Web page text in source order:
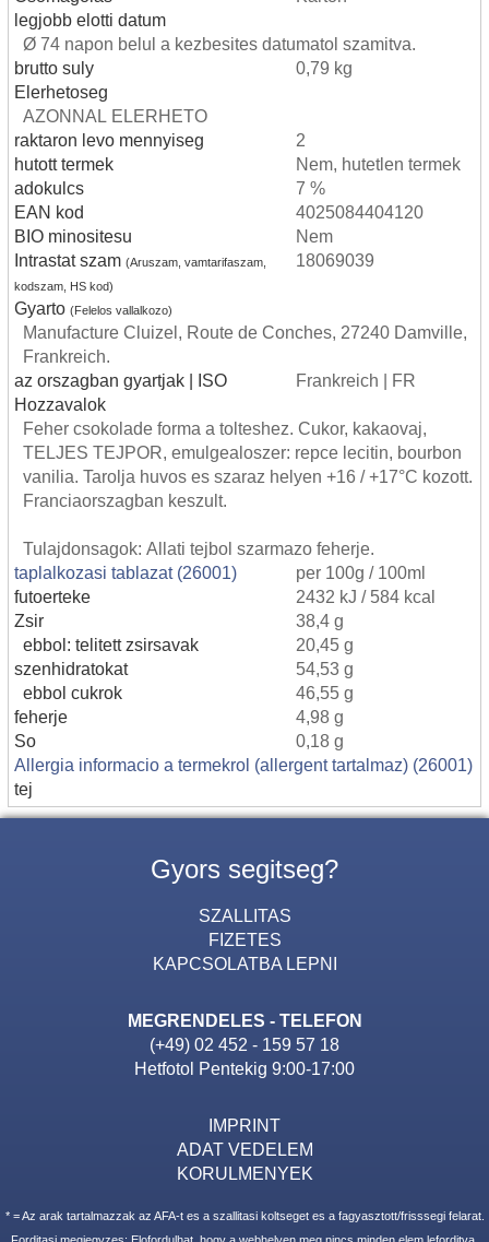
legjobb elotti datum
Ø 74 napon belul a kezbesites datumatol szamitva.
brutto suly
0,79 kg
Elerhetoseg
AZONNAL ELERHETO
raktaron levo mennyiseg
2
hutott termek
Nem, hutetlen termek
adokulcs
7 %
EAN kod
4025084404120
BIO minositesu
Nem
Intrastat szam (Aruszam, vamtarifaszam,
kodszam, HS kod)
18069039
Gyarto (Felelos vallalkozo)
Manufacture Cluizel, Route de Conches, 27240 Damville,
Frankreich.
az orszagban gyartjak | ISO
Frankreich | FR
Hozzavalok
Feher csokolade forma a tolteshez. Cukor, kakaovaj,
TELJES TEJPOR, emulgealoszer: repce lecitin, bourbon
vanilia. Tarolja huvos es szaraz helyen +16 / +17°C kozott.
Franciaorszagban keszult.
Tulajdonsagok: Allati tejbol szarmazo feherje.
taplalkozasi tablazat (26001)
per 100g / 100ml
futoerteke
2432 kJ / 584 kcal
Zsir
38,4 g
ebbol: telitett zsirsavak
20,45 g
szenhidratokat
54,53 g
ebbol cukrok
46,55 g
feherje
4,98 g
So
0,18 g
Allergia informacio a termekrol (allergent tartalmaz) (26001)
tej
Gyors segitseg?
SZALLITAS
FIZETES
KAPCSOLATBA LEPNI
MEGRENDELES - TELEFON
(+49) 02 452 - 159 57 18
Hetfotol Pentekig 9:00-17:00
IMPRINT
ADAT VEDELEM
KORULMENYEK
* = Az arak tartalmazzak az AFA-t es a szallitasi koltseget es a fagyasztott/frisssegi felarat.